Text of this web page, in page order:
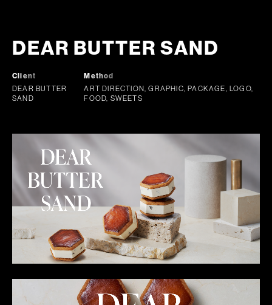
DEAR BUTTER SAND
Client
DEAR BUTTER
SAND
Method
ART DIRECTION, GRAPHIC, PACKAGE, LOGO,
FOOD, SWEETS